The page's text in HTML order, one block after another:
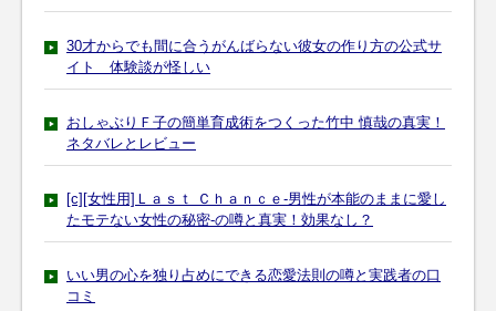
30才からでも間に合うがんばらない彼女の作り方の公式サ
イト 体験談が怪しい
おしゃぶりＦ子の簡単育成術をつくった竹中 慎哉の真実！
ネタバレとレビュー
[c][女性用]Ｌａｓｔ Ｃｈａｎｃｅ-男性が本能のままに愛し
たモテない女性の秘密-の噂と真実！効果なし？
いい男の心を独り占めにできる恋愛法則の噂と実践者の口
コミ